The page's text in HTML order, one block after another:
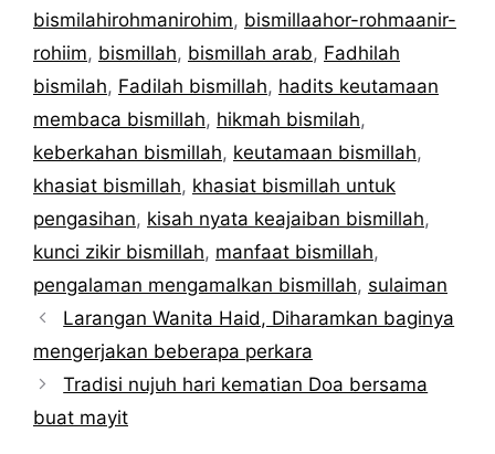
bismilahirohmanirohim, bismillaahor-rohmaanir-
rohiim, bismillah, bismillah arab, Fadhilah
bismilah, Fadilah bismillah, hadits keutamaan
membaca bismillah, hikmah bismilah,
keberkahan bismillah, keutamaan bismillah,
khasiat bismillah, khasiat bismillah untuk
pengasihan, kisah nyata keajaiban bismillah,
kunci zikir bismillah, manfaat bismillah,
pengalaman mengamalkan bismillah, sulaiman
Larangan Wanita Haid, Diharamkan baginya
mengerjakan beberapa perkara
Tradisi nujuh hari kematian Doa bersama
buat mayit